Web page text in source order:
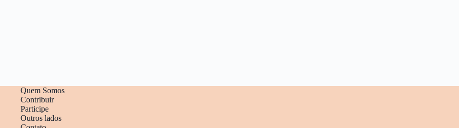
Quem Somos
Contribuir
Participe
Outros lados